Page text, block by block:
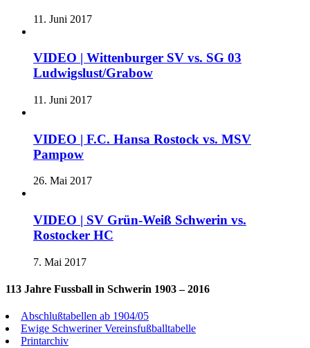
11. Juni 2017
VIDEO | Wittenburger SV vs. SG 03
Ludwigslust/Grabow
11. Juni 2017
VIDEO | F.C. Hansa Rostock vs. MSV
Pampow
26. Mai 2017
VIDEO | SV Grün-Weiß Schwerin vs.
Rostocker HC
7. Mai 2017
113 Jahre Fussball in Schwerin 1903 – 2016
Abschlußtabellen ab 1904/05
Ewige Schweriner Vereinsfußballtabelle
Printarchiv